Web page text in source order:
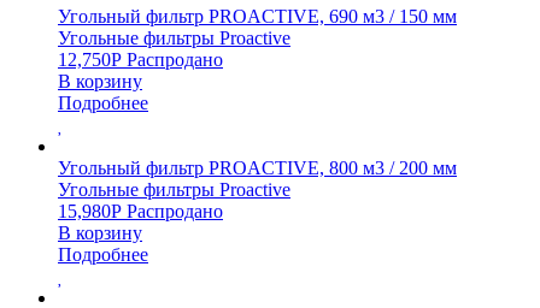
Угольный фильтр PROACTIVE, 690 м3 / 150 мм
Угольные фильтры Proactive
12,750Р Распродано
В корзину
Подробнее
Угольный фильтр PROACTIVE, 800 м3 / 200 мм
Угольные фильтры Proactive
15,980Р Распродано
В корзину
Подробнее